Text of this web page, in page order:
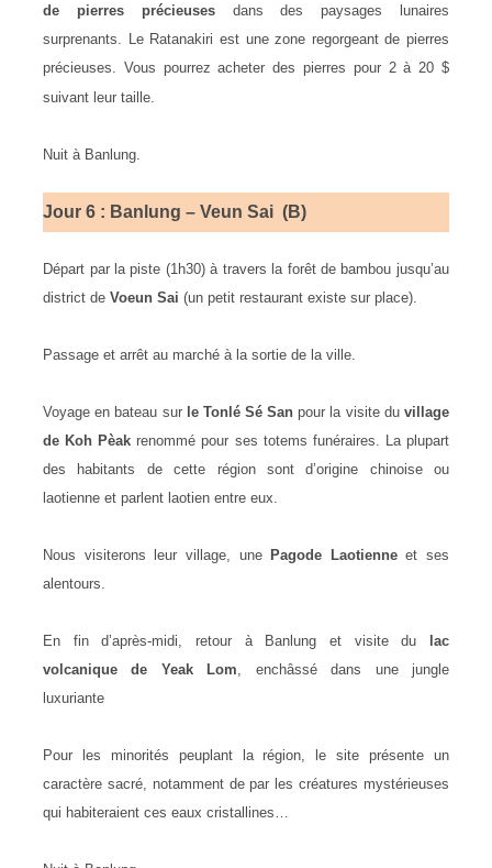
de pierres précieusesdans des paysages lunaires
surprenants. Le Ratanakiri est une zone regorgeant de pierres
précieuses. Vous pourrez acheter des pierres pour 2 à 20 $
suivant leur taille.
Nuit à Banlung.
Jour 6 : Banlung – Veun Sai (B)
Départ par la piste (1h30) à travers la forêt de bambou jusqu’au
district deVoeun Sai (un petit restaurant existe sur place).
Passage et arrêt au marché à la sortie de la ville.
Voyage en bateau sur le Tonlé Sé San pour la visite du village
de Koh Pèak renommé pour ses totems funéraires. La plupart
des habitants de cette région sont d’origine chinoise ou
laotienne et parlent laotien entre eux.
Nous visiterons leur village, une Pagode Laotienneet ses
alentours.
En fin d’après-midi, retour à Banlung et visite du
lac
volcanique de Yeak Lom , enchâssé dans une jungle
luxuriante
Pour les minorités peuplant la région, le site présente un
caractère sacré, notamment de par les créatures mystérieuses
qui habiteraient ces eaux cristallines…